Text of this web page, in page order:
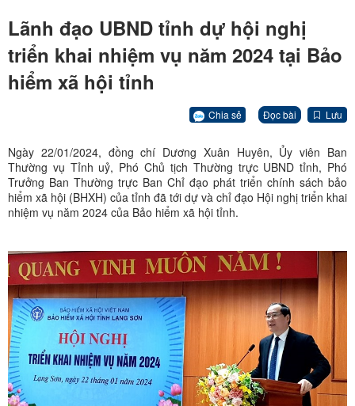
Lãnh đạo UBND tỉnh dự hội nghị
triển khai nhiệm vụ năm 2024 tại Bảo
hiểm xã hội tỉnh
Chia sẻ Đọc bài Lưu
Ngày 22/01/2024, đồng chí Dương Xuân Huyên, Ủy viên Ban
Thường vụ Tỉnh uỷ, Phó Chủ tịch Thường trực UBND tỉnh, Phó
Trưởng Ban Thường trực Ban Chỉ đạo phát triển chính sách bảo
hiểm xã hội (BHXH) của tỉnh đã tới dự và chỉ đạo Hội nghị triển khai
nhiệm vụ năm 2024 của Bảo hiểm xã hội tỉnh.